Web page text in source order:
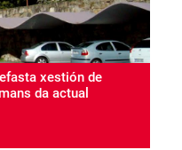
xestión de
da actual